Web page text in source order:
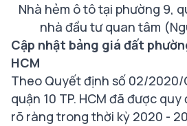
Nhà hẻm ô tô tại phường 9,
nhà đầu tư quan tâm
Cập nhật bảng giá đất
HCM
Theo Quyết định số 02/2020/
quận 10 TP. HCM đã được
rõ ràng trong thời kỳ 2020 -